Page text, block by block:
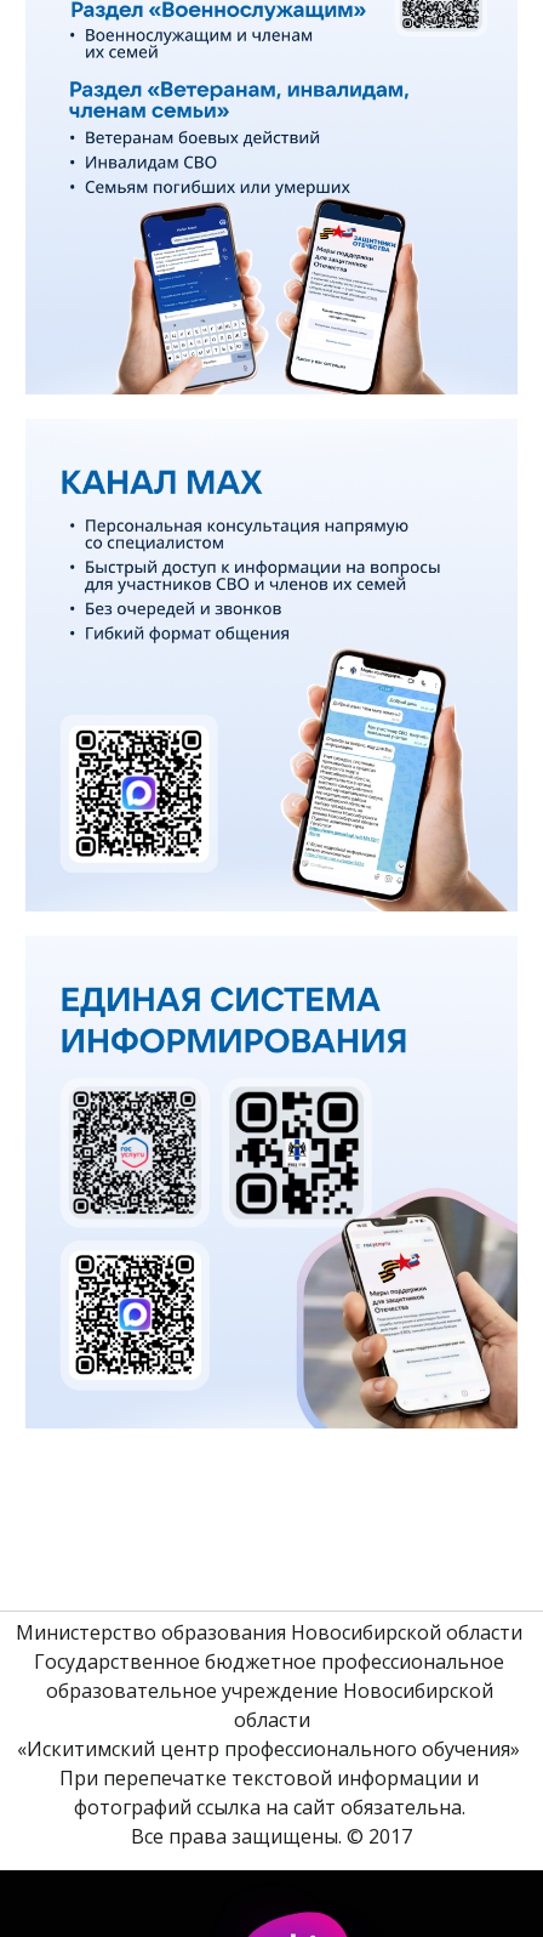
Министерство образования Новосибирской области
Государственное бюджетное профессиональное
образовательное учреждение Новосибирской
области
«Искитимский центр профессионального обучения»
При перепечатке текстовой информации и
фотографий ссылка на сайт обязательна.
Все права защищены. © 2017